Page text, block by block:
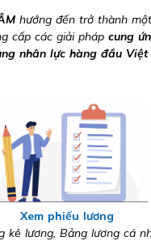
hướng đến trở thành
cấp các giải pháp cung
nhân lực hàng đầu Việt
Xem phiếu lương
kê lương, Bảng lương cá